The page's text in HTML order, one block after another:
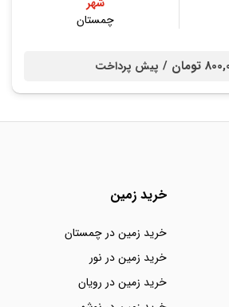
چمستان
/ پیش پرداخت
خرید زمین
خرید زمین در چمستان
خرید زمین در نور
خرید زمین در رویان